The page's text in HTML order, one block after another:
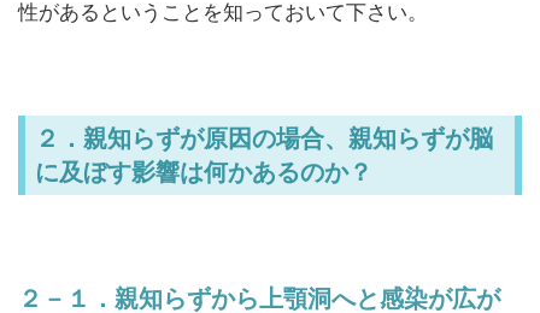
性があるということを知っておいて下さい。
２．親知らずが原因の場合、親知らずが脳
に及ぼす影響は何かあるのか？
２－１．親知らずから上顎洞へと感染が広が